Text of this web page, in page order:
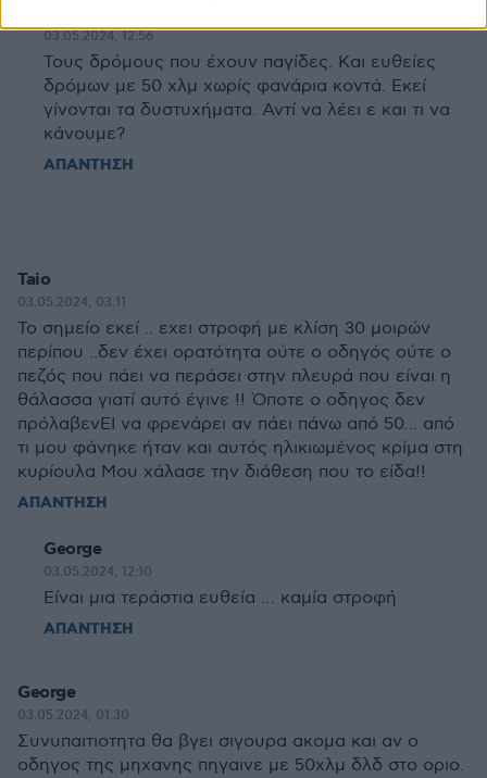
03.05.2024, 12:56
Τους δρόμους που έχουν παγίδες. Και ευθείες
δρόμων με 50 χλμ χωρίς φανάρια κοντά. Εκεί
γίνονται τα δυστυχήματα. Αντί να λέει ε και τι να
κάνουμε?
ΑΠΑΝΤΗΣΗ
Taio
03.05.2024, 03:11
Το σημείο εκεί .. εχει στροφή με κλίση 30 μοιρών
περίπου ..δεν έχει ορατότητα ούτε ο οδηγός ούτε ο
πεζός που πάει να περάσει στην πλευρά που είναι η
θάλασσα γιατί αυτό έγινε !! Όποτε ο οδηγος δεν
πρόλαβενΕΙ να φρενάρει αν πάει πάνω από 50… από
τι μου φάνηκε ήταν και αυτός ηλικιωμένος κρίμα στη
κυρίουλα Μου χάλασε την διάθεση που το είδα!!
ΑΠΑΝΤΗΣΗ
George
03.05.2024, 12:10
Είναι μια τεράστια ευθεία … καμία στροφή
ΑΠΑΝΤΗΣΗ
George
03.05.2024, 01:30
Συνυπαιτιοτητα θα βγει σιγουρα ακομα και αν ο
οδηγος της μηχανης πηγαινε με 50χλμ δλδ στο οριο.